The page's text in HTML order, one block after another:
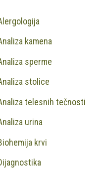
kamena
sperme
stolice
telesnih tečnosti
urina
krvi